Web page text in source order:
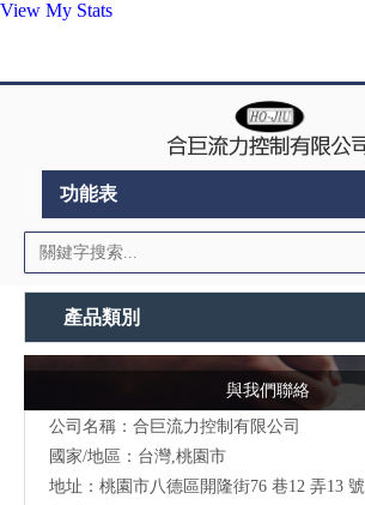
View My Stats
功能表
產品類別
與我們聯絡
公司名稱：合巨流力控制有限公司
國家/地區：台灣,桃園市
地址：桃園市八德區開隆街76 巷12 弄13 號